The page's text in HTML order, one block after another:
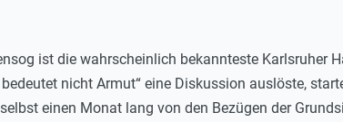
ist die wahrscheinlich bekannteste Karlsruher
nicht Armut“ eine Diskussion auslöste,
einen Monat lang von den Bezügen der